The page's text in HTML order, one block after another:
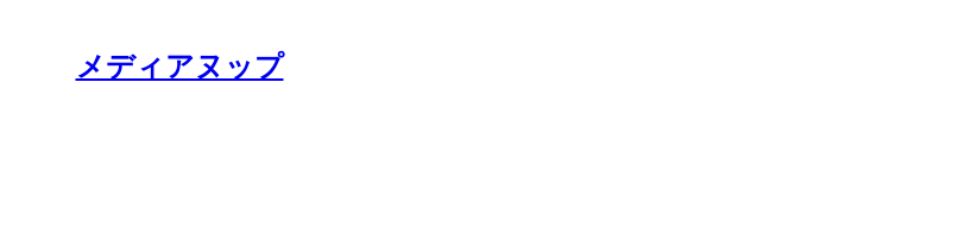
メディアヌップ